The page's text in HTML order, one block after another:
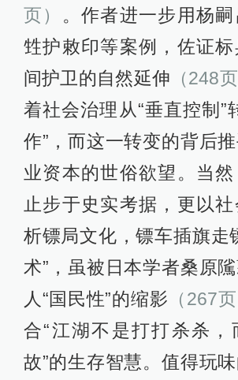
页） 。作者进一步用杨
甡护敕印等案例，佐证
间护卫的自然延伸 （248页
着社会治理从“垂直控制”
作”，而这一转变的背后
业资本的世俗欲望。当
止步于史实考据，更以社
析镖局文化，镖车插旗走
术”，虽被日本学者桑原
人“国民性”的缩影 （267页
合“江湖不是打打杀杀，
故”的生存智慧。值得玩